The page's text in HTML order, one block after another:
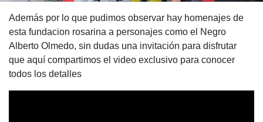
Además por lo que pudimos observar hay homenajes de
esta fundacion rosarina a personajes como el Negro
Alberto Olmedo, sin dudas una invitación para disfrutar
que aquí compartimos el video exclusivo para conocer
todos los detalles